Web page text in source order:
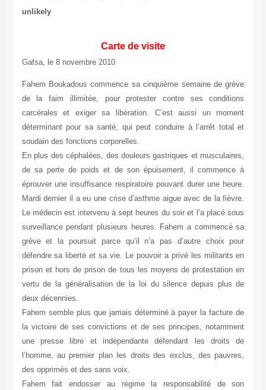
unlikely
Carte de visite
Gafsa, le 8 novembre 2010
Fahem Boukadous commence sa cinquième semaine de grève
de la faim illimitée, pour protester contre ses conditions
carcérales et exiger sa libération. C’est aussi un moment
déterminant pour sa santé, qui peut conduire à l’arrêt total et
soudain des fonctions corporelles.
En plus des céphalées, des douleurs gastriques et musculaires,
de sa perte de poids et de son épuisement, il commence à
éprouver une insuffisance respiratoire pouvant durer une heure.
Mardi dernier il a eu une crise d’asthme aigue avec de la fièvre.
Le médecin est intervenu à sept heures du soir et l’a placé sous
surveillance pendant plusieurs heures. Fahem a commencé sa
grève et la poursuit parce qu’il n’a pas d’autre choix pour
défendre sa liberté et sa vie. Le pouvoir a privé les militants en
prison et hors de prison de tous les moyens de protestation en
vertu de la généralisation de la loi du silence depuis plus de
deux décennies.
Fahem semble plus que jamais déterminé à payer la facture de
la victoire de ses convictions et de ses principes, notamment
une presse libre et indépendante défendant les droits de
l’homme, au premier plan les droits des exclus, des pauvres,
des opprimés et des sans voix.
Fahem fait endosser au régime la responsabilité de son